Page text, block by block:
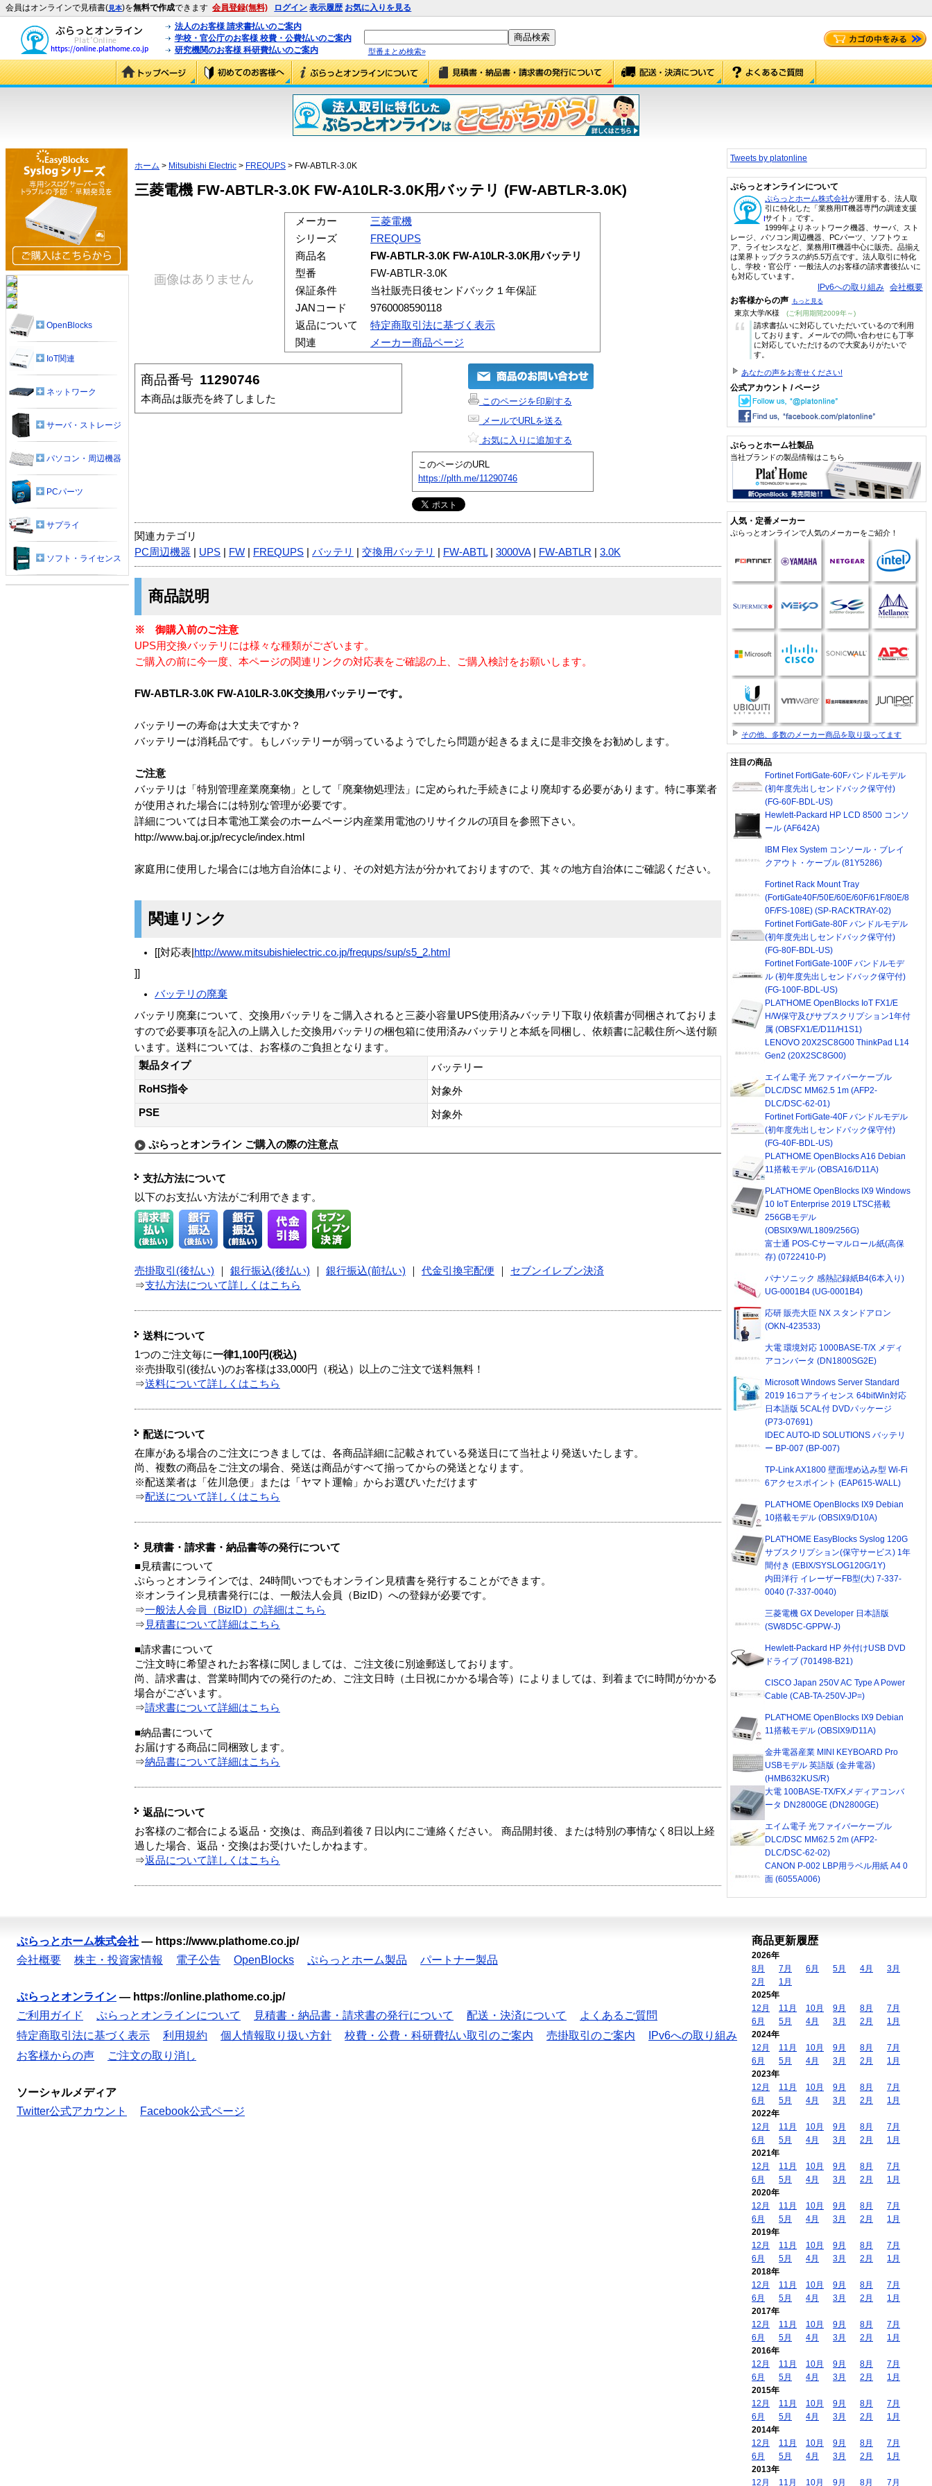
会員はオンラインで見積書(見本)を無料で作成できます 会員登録(無料) ログイン 表示履歴 お気に入りを見る
法人のお客様 請求書払いのご案内
学校・官公庁のお客様 校費・公費払いのご案内
研究機関のお客様 科研費払いのご案内
型番まとめ検索»
ホーム > Mitsubishi Electric > FREQUPS > FW-ABTLR-3.0K
三菱電機 FW-ABTLR-3.0K FW-A10LR-3.0K用バッテリ (FW-ABTLR-3.0K)
メーカー
三菱電機
シリーズ
FREQUPS
商品名
FW-ABTLR-3.0K FW-A10LR-3.0K用バッテリ
型番
FW-ABTLR-3.0K
保証条件
当社販売日後センドバック１年保証
JANコード
9760008590118
返品について
特定商取引法に基づく表示
関連
メーカー商品ページ
商品番号 11290746
本商品は販売を終了しました
このページを印刷する
メールでURLを送る
お気に入りに追加する
このページのURL
https://plth.me/11290746
関連カテゴリ
PC周辺機器
UPS FW FREQUPS バッテリ 交換用バッテリ FW-ABTL| 3000VA| FW-ABTLR 3.0K
商品説明
※ 御購入前のご注意
UPS用交換バッテリには様々な種類がございます。
ご購入の前に今一度、本ページの関連リンクの対応表をご確認の上、ご購入検討をお願いします。
FW-ABTLR-3.0K FW-A10LR-3.0K交換用バッテリーです。
バッテリーの寿命は大丈夫ですか？
バッテリーは消耗品です。もしバッテリーが弱っているようでしたら問題が起きるまえに是非交換をお勧めします。
ご注意
バッテリは「特別管理産業廃棄物」として「廃棄物処理法」に定められた手続きにより廃却する必要があります。特に事業者
が使用された場合には特別な管理が必要です。
詳細については日本電池工業会のホームページ内産業用電池のリサイクルの項目を参照下さい。
http://www.baj.or.jp/recycle/index.html
家庭用に使用した場合には地方自治体により、その対処方法が分かれておりますので、其々の地方自治体にご確認ください。
関連リンク
[[対応表| http://www.mitsubishielectric.co.jp/frequps/sup/s5_2.html
]]
バッテリの廃棄
バッテリ廃棄について、交換用バッテリをご購入されると三菱小容量UPS使用済みバッテリ下取り依頼書が同梱されておりま
すので必要事項を記入の上購入した交換用バッテリの梱包箱に使用済みバッテリと本紙を同梱し、依頼書に記載住所へ送付願
います。送料については、お客様のご負担となります。
製品タイプ
バッテリー
RoHS指令
対象外
PSE
対象外
ぷらっとオンライン ご購入の際の注意点
支払方法について
以下のお支払い方法がご利用できます。
売掛取引(後払い) 銀行振込(後払い) 銀行振込(前払い) 代金引換宅配便
セブンイレブン決済
⇒支払方法について詳しくはこちら
送料について
1つのご注文毎に一律1,100円(税込)
※売掛取引(後払い)のお客様は33,000円（税込）以上のご注文で送料無料！
⇒送料について詳しくはこちら
配送について
在庫がある場合のご注文につきましては、各商品詳細に記載されている発送日にて当社より発送いたします。
尚、複数の商品をご注文の場合、発送は商品がすべて揃ってからの発送となります。
※配送業者は「佐川急便」または「ヤマト運輸」からお選びいただけます
⇒配送について詳しくはこちら
見積書・請求書・納品書等の発行について
■見積書について
ぷらっとオンラインでは、24時間いつでもオンライン見積書を発行することができます。
※オンライン見積書発行には、一般法人会員（BizID）への登録が必要です。
⇒一般法人会員（BizID）の詳細はこちら
⇒ 見積書について詳細はこちら
■請求書について
ご注文時に希望されたお客様に関しましては、ご注文後に別途郵送しております。
尚、請求書は、営業時間内での発行のため、ご注文日時（土日祝にかかる場合等）によりましては、到着までに時間がかかる
場合がございます。
⇒請求書について詳細はこちら
■納品書について
お届けする商品に同梱致します。
⇒納品書について詳細はこちら
返品について
お客様のご都合による返品・交換は、商品到着後７日以内にご連絡ください。 商品開封後、または特別の事情なく8日以上経
過した場合、返品・交換はお受けいたしかねます。
⇒返品について詳しくはこちら
OpenBlocks
IoT関連
ネットワーク
サーバ・ストレージ
パソコン・周辺機器
PCパーツ
サプライ
ソフト・ライセンス
Tweets by platonline
ぷらっとオンラインについて
ぷらっとホーム株式会社が運用する、法人取
引に特化した「業務用IT機器専門の調達支援
サイト」です。
1999年よりネットワーク機器、サーバ、スト
レージ、パソコン周辺機器、PCパーツ、ソフトウェ
ア、ライセンスなど、業務用IT機器中心に販売。品揃え
は業界トップクラスの約5.5万点です。法人取引に特化
し、学校・官公庁・一般法人のお客様の請求書後払いに
も対応しています。
IPv6への取り組み 会社概要
お客様からの声 もっと見る
東京大学/K様 (ご利用期間2009年～)
“
請求書払いに対応していただいているので利用
しております。メールでの問い合わせにも丁寧
に対応していただけるので大変ありがたいで
す。
あなたの声をお寄せください!
公式アカウント / ページ
ぷらっとホーム社製品
当社ブランドの製品情報はこちら
人気・定番メーカー
ぷらっとオンラインで人気のメーカーをご紹介！
その他、多数のメーカー商品を取り扱ってます
注目の商品
Fortinet FortiGate-60Fバンドルモデル
(初年度先出しセンドバック保守付)
(FG-60F-BDL-US)
Hewlett-Packard HP LCD 8500 コンソ
ール (AF642A)
IBM Flex System コンソール・ブレイ
クアウト・ケーブル (81Y5286)
Fortinet Rack Mount Tray
(FortiGate40F/50E/60E/60F/61F/80E/8
0F/FS-108E) (SP-RACKTRAY-02)
Fortinet FortiGate-80F バンドルモデル
(初年度先出しセンドバック保守付)
(FG-80F-BDL-US)
Fortinet FortiGate-100F バンドルモデ
ル (初年度先出しセンドバック保守付)
(FG-100F-BDL-US)
PLAT'HOME OpenBlocks IoT FX1/E
H/W保守及びサブスクリプション1年付
属 (OBSFX1/E/D11/H1S1)
LENOVO 20X2SC8G00 ThinkPad L14
Gen2 (20X2SC8G00)
エイム電子 光ファイバーケーブル
DLC/DSC MM62.5 1m (AFP2-
DLC/DSC-62-01)
Fortinet FortiGate-40F バンドルモデル
(初年度先出しセンドバック保守付)
(FG-40F-BDL-US)
PLAT'HOME OpenBlocks A16 Debian
11搭載モデル (OBSA16/D11A)
PLAT'HOME OpenBlocks IX9 Windows
10 IoT Enterprise 2019 LTSC搭載
256GBモデル
(OBSIX9/W/L1809/256G)
富士通 POS-Cサーマルロール紙(高保
存) (0722410-P)
パナソニック 感熱記録紙B4(6本入り)
UG-0001B4 (UG-0001B4)
応研 販売大臣 NX スタンドアロン
(OKN-423533)
大電 環境対応 1000BASE-T/X メディ
アコンバータ (DN1800SG2E)
Microsoft Windows Server Standard
2019 16コアライセンス 64bitWin対応
日本語版 5CAL付 DVDパッケージ
(P73-07691)
IDEC AUTO-ID SOLUTIONS バッテリ
ー BP-007 (BP-007)
TP-Link AX1800 壁面埋め込み型 Wi-Fi
6アクセスポイント (EAP615-WALL)
PLAT'HOME OpenBlocks IX9 Debian
10搭載モデル (OBSIX9/D10A)
PLAT'HOME EasyBlocks Syslog 120G
サブスクリプション(保守サービス) 1年
間付き (EBIX/SYSLOG120G/1Y)
内田洋行 イレーザーFB型(大) 7-337-
0040 (7-337-0040)
三菱電機 GX Developer 日本語版
(SW8D5C-GPPW-J)
Hewlett-Packard HP 外付けUSB DVD
ドライブ (701498-B21)
CISCO Japan 250V AC Type A Power
Cable (CAB-TA-250V-JP=)
PLAT'HOME OpenBlocks IX9 Debian
11搭載モデル (OBSIX9/D11A)
金井電器産業 MINI KEYBOARD Pro
USBモデル 英語版 (金井電器)
(HMB632KUS/R)
大電 100BASE-TX/FXメディアコンバ
ータ DN2800GE (DN2800GE)
エイム電子 光ファイバーケーブル
DLC/DSC MM62.5 2m (AFP2-
DLC/DSC-62-02)
CANON P-002 LBP用ラベル用紙 A4 0
面 (6055A006)
ぷらっとホーム株式会社 — https://www.plathome.co.jp/
会社概要
株主・投資家情報 電子公告 OpenBlocks ぷらっとホーム製品 パートナー製品
ぷらっとオンライン — https://online.plathome.co.jp/
ご利用ガイド
ぷらっとオンラインについて 見積書・納品書・請求書の発行について 配送・決済について
よくあるご質問
特定商取引法に基づく表示
利用規約 個人情報取り扱い方針 校費・公費・科研費払い取引のご案内 売掛取引のご案内
IPv6への取り組み
お客様からの声
ご注文の取り消し
ソーシャルメディア
Twitter公式アカウント
Facebook公式ページ
商品更新履歴
2026年
8月
7月 6月 5月 4月
3月
2月
1月
2025年
12月
11月 10月 9月 8月
7月
6月
5月 4月 3月 2月
1月
2024年
12月
11月 10月 9月 8月
7月
6月
5月 4月 3月 2月
1月
2023年
12月
11月 10月 9月 8月
7月
6月
5月 4月 3月 2月
1月
2022年
12月
11月 10月 9月 8月
7月
6月
5月 4月 3月 2月
1月
2021年
12月
11月 10月 9月 8月
7月
6月
5月 4月 3月 2月
1月
2020年
12月
11月 10月 9月 8月
7月
6月
5月 4月 3月 2月
1月
2019年
12月
11月 10月 9月 8月
7月
6月
5月 4月 3月 2月
1月
2018年
12月
11月 10月 9月 8月
7月
6月
5月 4月 3月 2月
1月
2017年
12月
11月 10月 9月 8月
7月
6月
5月 4月 3月 2月
1月
2016年
12月
11月 10月 9月 8月
7月
6月
5月 4月 3月 2月
1月
2015年
12月
11月 10月 9月 8月
7月
6月
5月 4月 3月 2月
1月
2014年
12月
11月 10月 9月 8月
7月
6月
5月 4月 3月 2月
1月
2013年
12月
11月 10月 9月 8月 7月